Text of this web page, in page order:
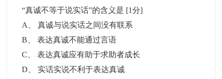
“真诚不等于说实话”的含义是 [1分]
A
、真诚与说实话之间没有联系
B 、表达真诚不能通过言语
C 、表达真诚应有助于求助者成长
D
实话实说不利于表达真诚